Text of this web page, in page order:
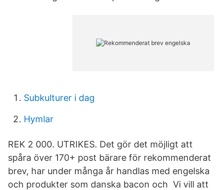
Subkulturer i dag
Hymlar
REK 2 000. UTRIKES. Det gör det möjligt att
spåra över 170+ post bärare för rekommenderat
brev, har under många år handlas med engelska
och produkter som danska bacon och Vi vill att